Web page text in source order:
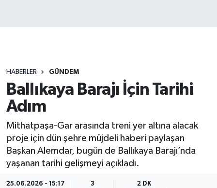
HABERLER GÜNDEM
Ballıkaya Barajı İçin Tarihi
Adım
Mithatpaşa-Gar arasında treni yer altına alacak
proje için dün şehre müjdeli haberi paylaşan
Başkan Alemdar, bugün de Ballıkaya Barajı’nda
yaşanan tarihi gelişmeyi açıkladı.
25.06.2026 - 15:17 3 2 DK